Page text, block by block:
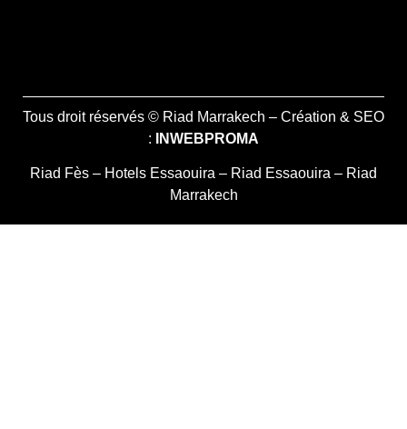
Tous droit réservés © Riad Marrakech – Création & SEO
:
INWEBPROMA
Riad Fès – Hotels Essaouira – Riad Essaouira – Riad
Marrakech